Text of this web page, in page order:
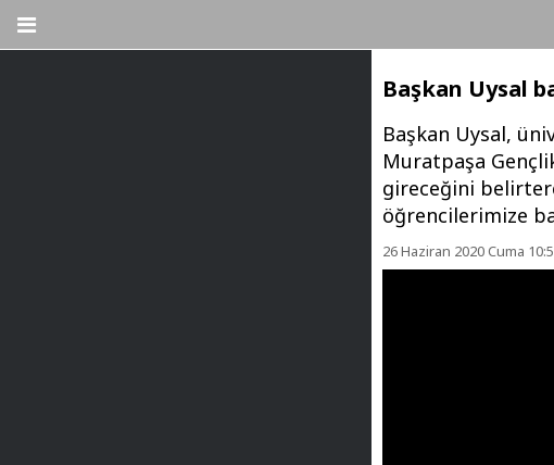
Başkan Uysal
Başkan Uysal,
Muratpaşa
gireceğini
öğrencilerimize
26 Haziran 2020 Cuma